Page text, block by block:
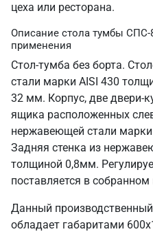
цеха или ресторана.
Описание стола тумбы
применения
Стол-тумба без борта.
стали марки AISI 430
32 мм. Корпус, две двери-
ящика расположенных
нержавеющей стали
Задняя стенка из
толщиной 0,8мм.
поставляется в собранном
Данный
обладает габаритами